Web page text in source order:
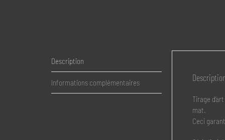
Description
Informations complémentaires
Tirage
mat.
Ceci